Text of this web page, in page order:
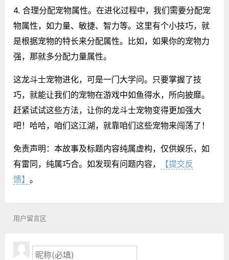
4. 合理分配宠物属性。在进化过程中，我们需要分配宠
物属性，如力量、敏捷、智力等。这里有个小技巧，就
是根据宠物的特长来分配属性。比如，如果你的宠物力
强，那就多分配力量属性。
这龙斗士宠物进化，可是一门大学问。只要掌握了技
巧，就能让我们的宠物在游戏中如鱼得水，所向披靡。
赶紧试试这些方法，让你的龙斗士宠物变得更加强大
吧！哈哈，咱们这江湖，就靠咱们这些宠物来闯荡了！
免责声明：本故事及标题内容纯属虚构，仅供娱乐，如
有雷同，纯属巧合。如发现有问题内容，
【提交反
馈】 。
用户留言区